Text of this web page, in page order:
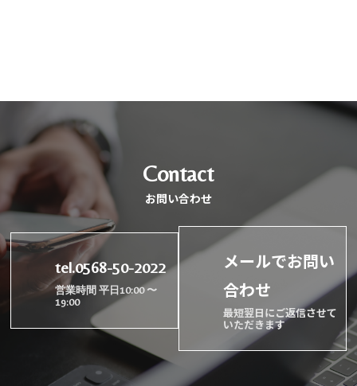
Contact
お問い合わせ
tel.0568-50-2022
営業時間 平日10:00 〜
19:00
メールでお問い
合わせ
最短翌日にご返信させて
いただきます